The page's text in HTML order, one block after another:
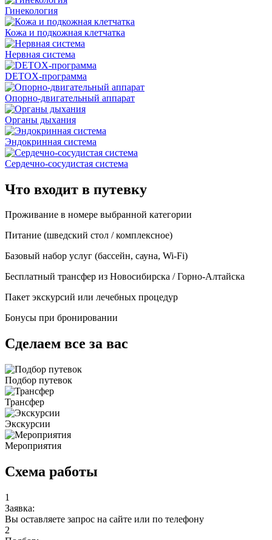
Гинекология
Кожа и подкожная клетчатка
Нервная система
DETOX-программа
Опорно-двигательный аппарат
Органы дыхания
Эндокринная система
Сердечно-сосудистая система
Что входит в путевку
Проживание в номере выбранной категории
Питание (шведский стол / комплексное)
Базовый набор услуг (бассейн, сауна, Wi-Fi)
Бесплатный трансфер из Новосибирска / Горно-Алтайска
Пакет экскурсий или лечебных процедур
Бонусы при бронировании
Сделаем все за вас
Подбор путевок
Трансфер
Экскурсии
Мероприятия
Схема работы
1
Заявка:
Вы оставляете запрос на сайте или по телефону
2